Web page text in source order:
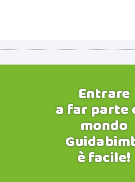
Entrare
a far parte
mondo
è facile!